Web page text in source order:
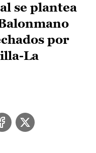
se plantea
por
La